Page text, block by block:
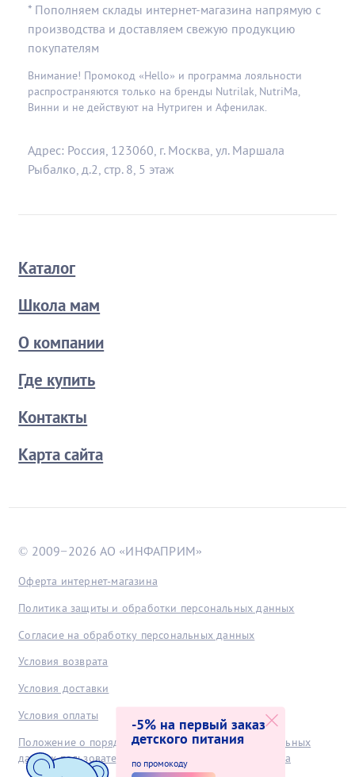
* Пополняем склады интернет-магазина напрямую с
производства и доставляем свежую продукцию
покупателям
Внимание! Промокод «Hello» и программа лояльности
распространяются только на бренды Nutrilak, NutriMa,
Винни и не действуют на Нутриген и Афенилак.
Адрес: Россия, 123060, г. Москва, ул. Маршала
Рыбалко, д.2, стр. 8, 5 этаж
Каталог
Школа мам
О компании
Где купить
Контакты
Карта сайта
© 2009−2026 АО «ИНФАПРИМ»
Оферта интернет-магазина
Политика защиты и обработки персональных данных
Согласие на обработку персональных данных
Условия возврата
Условия доставки
Условия оплаты
Положение о порядке хранения и защиты персональных
данных пользователей, получаемых с интернет-сайта
-5% на первый заказ
детского питания
по промокоду